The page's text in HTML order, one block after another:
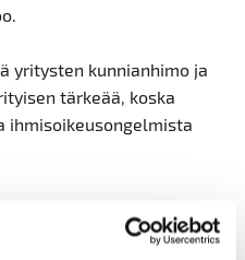
yritysten kunnianhimo ja
tärkeää, koska
ihmisoikeusongelmista
hyväksikäyttö ei lopu
kiristämällä. Sen